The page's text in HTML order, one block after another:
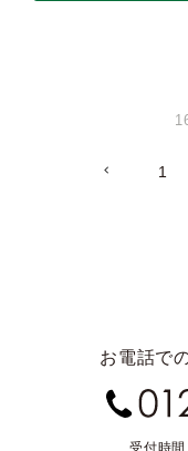
1
お電話で